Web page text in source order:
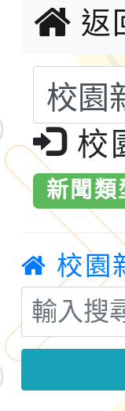
計畫
小時
115
義教
轉知
共運
桃「
案，
115
鐵人
桃園
「
運動
成果
桃園
年
國
返
校
新聞類
校園